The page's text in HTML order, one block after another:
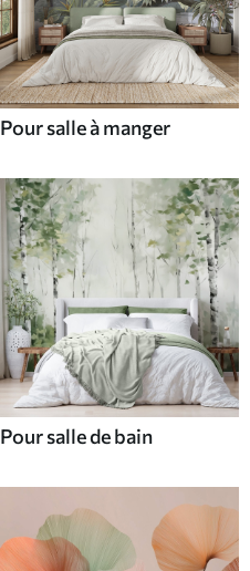
Pour salle à manger
Pour salle de bain